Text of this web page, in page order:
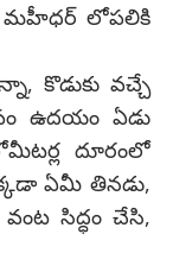
మహీధర్ లోపలికి
వచ్చే
ఉదయం ఏడు
దూరంలో
ఏమీ తినడు,
సిద్ధం చేసి,